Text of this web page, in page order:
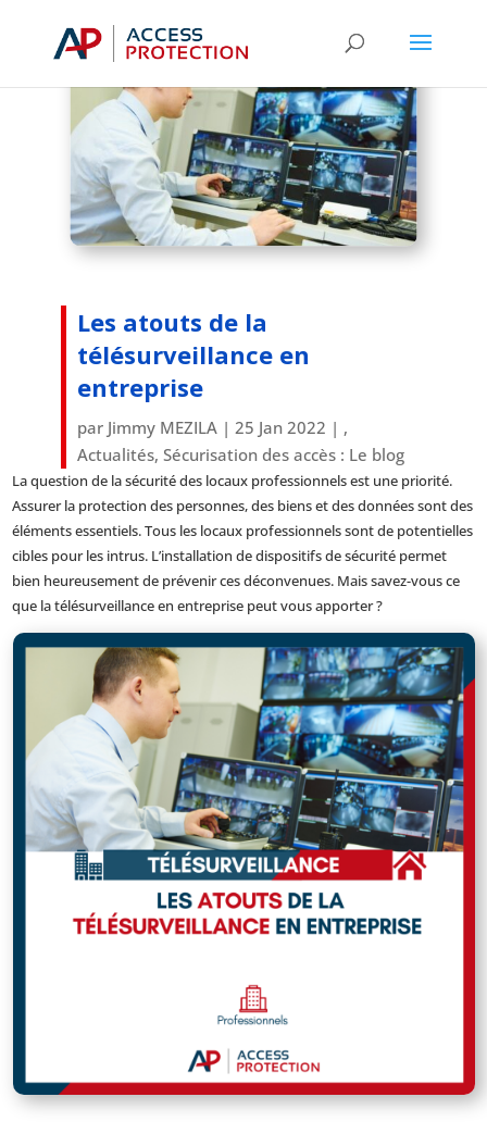
Catégories
Les atouts de la
télésurveillance en
entreprise
par Jimmy MEZILA | 25 Jan 2022 | ,
Actualités, Sécurisation des accès : Le blog
La question de la sécurité des locaux professionnels est une priorité.
Assurer la protection des personnes, des biens et des données sont des
éléments essentiels. Tous les locaux professionnels sont de potentielles
cibles pour les intrus. L’installation de dispositifs de sécurité permet
bien heureusement de prévenir ces déconvenues. Mais savez-vous ce
que la télésurveillance en entreprise peut vous apporter ?